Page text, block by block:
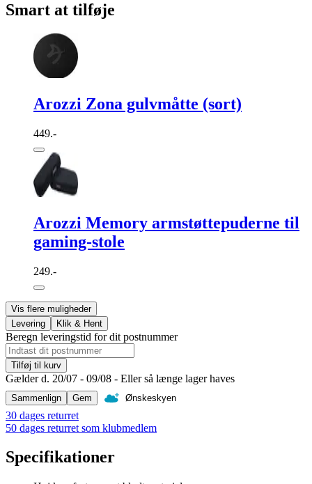
Smart at tilføje
Arozzi Zona gulvmåtte (sort)
449.-
Arozzi Memory armstøttepuderne til
gaming-stole
249.-
Vis flere muligheder
Levering
Klik & Hent
Beregn leveringstid for dit postnummer
Tilføj til kurv
Gælder d. 20/07 - 09/08 - Eller så længe lager haves
Sammenlign Gem Ønskeskyen
30 dages returret
50 dages returret som klubmedlem
Specifikationer